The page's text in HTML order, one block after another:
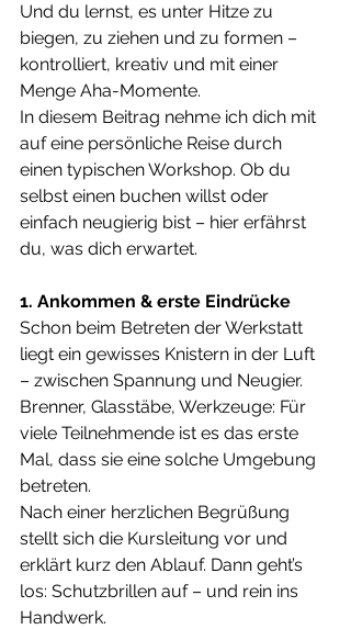
Und du lernst, es unter Hitze zu
biegen, zu ziehen und zu formen –
kontrolliert, kreativ und mit einer
Menge Aha-Momente.
In diesem Beitrag nehme ich dich mit
auf eine persönliche Reise durch
einen typischen Workshop. Ob du
selbst einen buchen willst oder
einfach neugierig bist – hier erfährst
du, was dich erwartet.
1. Ankommen & erste Eindrücke
Schon beim Betreten der Werkstatt
liegt ein gewisses Knistern in der Luft
– zwischen Spannung und Neugier.
Brenner, Glasstäbe, Werkzeuge: Für
viele Teilnehmende ist es das erste
Mal, dass sie eine solche Umgebung
betreten.
Nach einer herzlichen Begrüßung
stellt sich die Kursleitung vor und
erklärt kurz den Ablauf. Dann geht’s
los: Schutzbrillen auf – und rein ins
Handwerk.